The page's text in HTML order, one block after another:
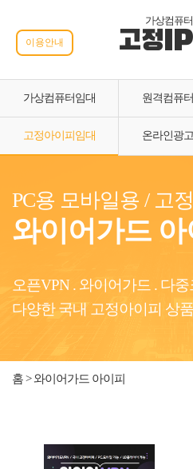
가상컴퓨
고정
이용안내
가상컴퓨터임대 원격컴퓨
고정아이피임대 온라인광
PC용 모바일용 / 고
와이어가드 아
오픈VPN . 와이어가드 . 다
다양한 국내 고정아이피 상
홈 > 와이어가드 아이피